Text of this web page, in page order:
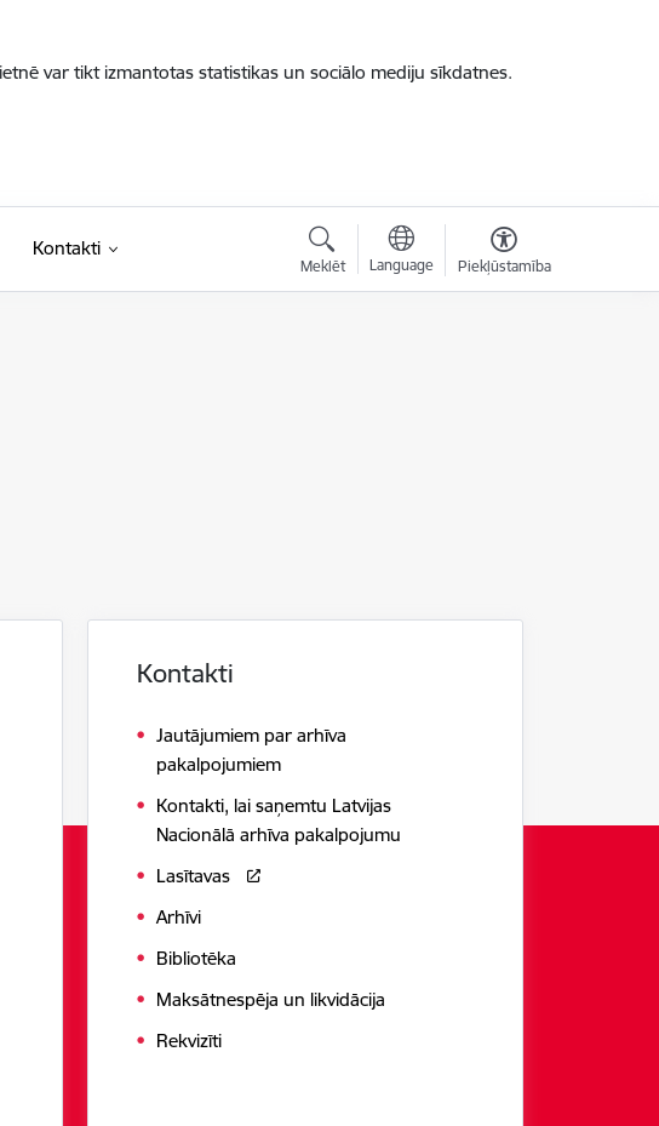
var tikt izmantotas statistikas un sociālo mediju sīkdatnes.
Kontakti
Meklēt Language Piekļūstamība
Kontakti
Jautājumiem par arhīva
pakalpojumiem
Kontakti, lai saņemtu Latvijas
Nacionālā arhīva pakalpojumu
Lasītavas
Arhīvi
Bibliotēka
Maksātnespēja un likvidācija
Rekvizīti